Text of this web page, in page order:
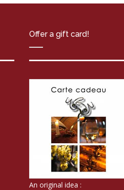
Offer a gift card!
An original idea :